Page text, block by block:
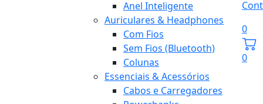
Anel Inteligente
Auriculares & Headphones
Com Fios
Sem Fios (Bluetooth)
Colunas
Essenciais & Acessórios
Cabos e Carregadores
0
0